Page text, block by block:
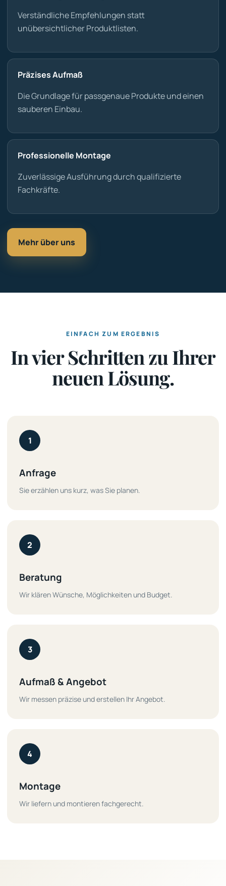
Verständliche Empfehlungen statt
unübersichtlicher Produktlisten.
Präzises Aufmaß
Die Grundlage für passgenaue Produkte und einen
sauberen Einbau.
Professionelle Montage
Zuverlässige Ausführung durch qualifizierte
Fachkräfte.
Mehr über uns
EINFACH ZUM ERGEBNIS
In vier Schritten zu Ihrer
neuen Lösung.
1
Anfrage
Sie erzählen uns kurz, was Sie planen.
2
Beratung
Wir klären Wünsche, Möglichkeiten und Budget.
3
Aufmaß & Angebot
Wir messen präzise und erstellen Ihr Angebot.
4
Montage
Wir liefern und montieren fachgerecht.